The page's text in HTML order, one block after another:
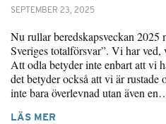
SEPTEMBER 23, 2025
Nu rullar beredskapsveckan 2025
Sveriges totalförsvar”. Vi har
Att odla betyder inte enbart att vi
det betyder också att vi är rustade
inte bara överlevnad utan även
LÄS MER